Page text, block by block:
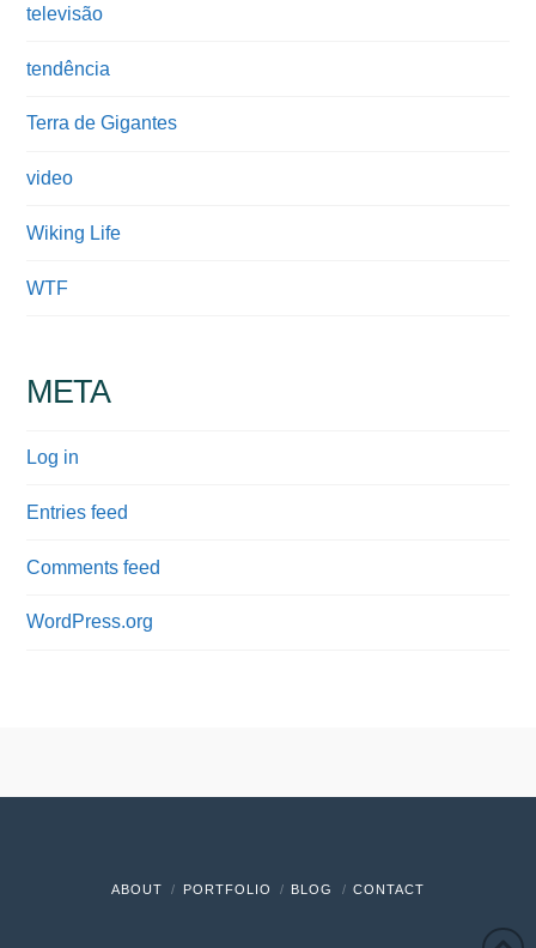
televisão
tendência
Terra de Gigantes
video
Wiking Life
WTF
META
Log in
Entries feed
Comments feed
WordPress.org
ABOUT PORTFOLIO BLOG CONTACT